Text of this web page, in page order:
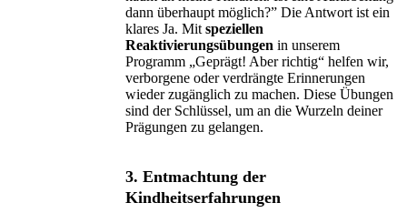
dann überhaupt möglich?” Die Antwort ist ein
klares Ja. Mit speziellen
Reaktivierungsübungen in unserem
Programm „Geprägt! Aber richtig“ helfen wir,
verborgene oder verdrängte Erinnerungen
wieder zugänglich zu machen. Diese Übungen
sind der Schlüssel, um an die Wurzeln deiner
Prägungen zu gelangen.
3. Entmachtung der
Kindheitserfahrungen